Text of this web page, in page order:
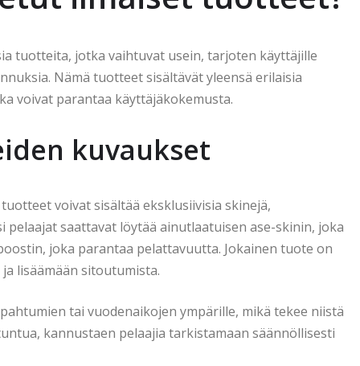
tuotteita, jotka vaihtuvat usein, tarjoten käyttäjille
Nämä tuotteet sisältävät yleensä erilaisia
voivat parantaa käyttäjäkokemusta.
kuvaukset
voivat sisältää eksklusiivisia skinejä,
saattavat löytää ainutlaatuisen ase-skinin, joka
joka parantaa pelattavuutta. Jokainen tuote on
lisäämään sitoutumista.
tai vuodenaikojen ympärille, mikä tekee niistä
kannustaen pelaajia tarkistamaan säännöllisesti